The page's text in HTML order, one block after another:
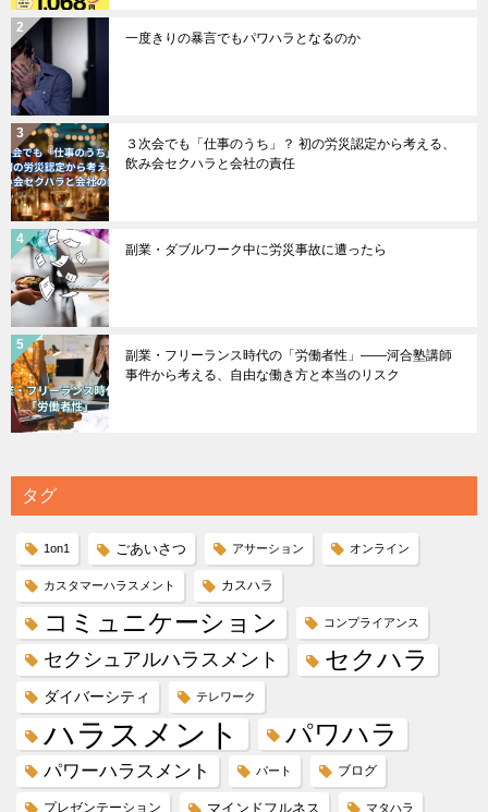
一度きりの暴言でもパワハラとなるのか
３次会でも「仕事のうち」？ 初の労災認定から考える、
飲み会セクハラと会社の責任
副業・ダブルワーク中に労災事故に遭ったら
副業・フリーランス時代の「労働者性」――河合塾講師
事件から考える、自由な働き方と本当のリスク
タグ
1on1 ごあいさつ アサーション オンライン
カスタマーハラスメント カスハラ
コミュニケーション コンプライアンス
セクシュアルハラスメント セクハラ
ダイバーシティ テレワーク
ハラスメント パワハラ
パワーハラスメント パート ブログ
プレゼンテーション マインドフルネス マタハラ